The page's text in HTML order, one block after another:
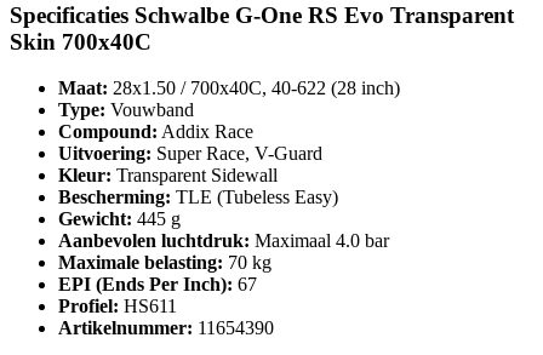
Specificaties Schwalbe G-One RS Evo Transparent
Skin 700x40C
Maat: 28x1.50 / 700x40C, 40-622 (28 inch)
Type: Vouwband
Compound: Addix Race
Uitvoering: Super Race, V-Guard
Kleur: Transparent Sidewall
Bescherming: TLE (Tubeless Easy)
Gewicht: 445 g
Aanbevolen luchtdruk: Maximaal 4.0 bar
Maximale belasting: 70 kg
EPI (Ends Per Inch): 67
Profiel: HS611
Artikelnummer: 11654390